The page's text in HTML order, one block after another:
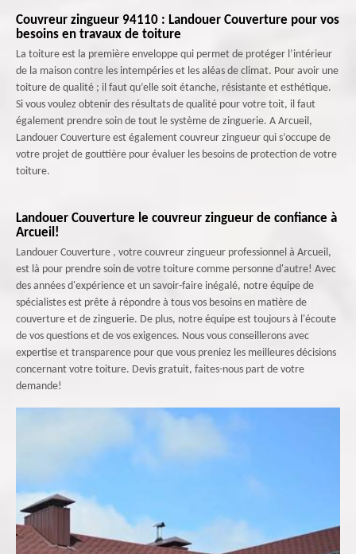
Couvreur zingueur 94110 : Landouer Couverture pour vos
besoins en travaux de toiture
La toiture est la première enveloppe qui permet de protéger l’intérieur
de la maison contre les intempéries et les aléas de climat. Pour avoir une
toiture de qualité ; il faut qu’elle soit étanche, résistante et esthétique.
Si vous voulez obtenir des résultats de qualité pour votre toit, il faut
également prendre soin de tout le système de zinguerie. A Arcueil,
Landouer Couverture est également couvreur zingueur qui s’occupe de
votre projet de gouttière pour évaluer les besoins de protection de votre
toiture.
Landouer Couverture le couvreur zingueur de confiance à
Arcueil!
Landouer Couverture , votre couvreur zingueur professionnel à Arcueil,
est là pour prendre soin de votre toiture comme personne d'autre! Avec
des années d'expérience et un savoir-faire inégalé, notre équipe de
spécialistes est prête à répondre à tous vos besoins en matière de
couverture et de zinguerie. De plus, notre équipe est toujours à l'écoute
de vos questions et de vos exigences. Nous vous conseillerons avec
expertise et transparence pour que vous preniez les meilleures décisions
concernant votre toiture. Devis gratuit, faites-nous part de votre
demande!